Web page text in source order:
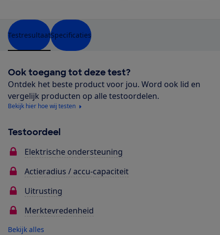
TestresultaatSpecificaties
Ook toegang tot deze test?
Ontdek het beste product voor jou. Word ook lid en
vergelijk producten op alle testoordelen.
Bekijk hier hoe wij testen
Testoordeel
Elektrische ondersteuning
Actieradius / accu-capaciteit
Uitrusting
Merktevredenheid
Bekijk alles